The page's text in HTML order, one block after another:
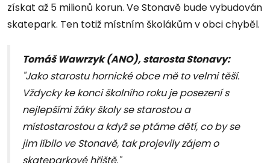
získat až 5 milionů korun. Ve Stonavě bude vybudován
skatepark. Ten totiž místním školákům v obci chyběl.
Tomáš Wawrzyk (ANO), starosta Stonavy:
"Jako starostu hornické obce mě to velmi těší.
Vždycky ke konci školního roku je posezení s
nejlepšími žáky školy se starostou a
místostarostou a když se ptáme dětí, co by se
jim líbilo ve Stonavě, tak projevily zájem o